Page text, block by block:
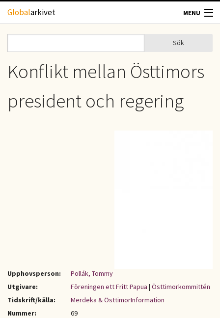
Hoppa till huvudinnehåll
Globalarkivet MENU
TIDSKRIFTER
GEOGRAFI
Sökformulär
Sök
Konflikt mellan Östtimors
president och regering
Upphovsperson:
Pollák, Tommy
Utgivare:
Föreningen ett Fritt Papua | Östtimorkommittén
Tidskrift/källa:
Merdeka & ÖsttimorInformation
Nummer:
69